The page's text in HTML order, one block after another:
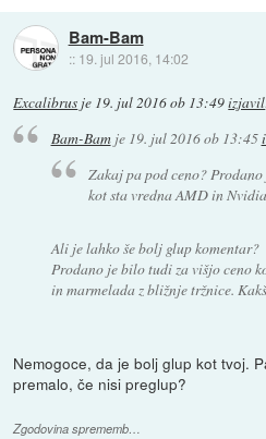
Bam-Bam
:: 19. jul 2016, 14:02
Excalibrus je 19. jul 2016 ob 13:49izjavil
Bam-Bamje 19. jul 2016 ob 13:45
Zakaj pa pod ceno?
kot sta vredna AMD in
Ali je lahko še bolj glup komentar?
Prodano je bilo tudi za višjo ceno
in marmelada z bližnje tržnice.
Nemogoce, da je bolj glup kot tvoj.
premalo, če nisi preglup?
Zgodovina sprememb…